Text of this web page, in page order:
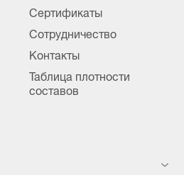
Сертификаты
Сотрудничество
Контакты
Таблица плотности
составов